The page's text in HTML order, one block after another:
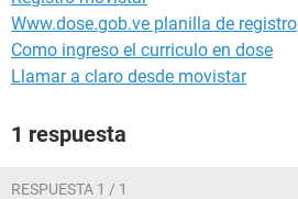
Www.dose.gob.ve planilla de registro
Como ingreso el curriculo en dose
Llamar a claro desde movistar
1 respuesta
RESPUESTA 1 / 1